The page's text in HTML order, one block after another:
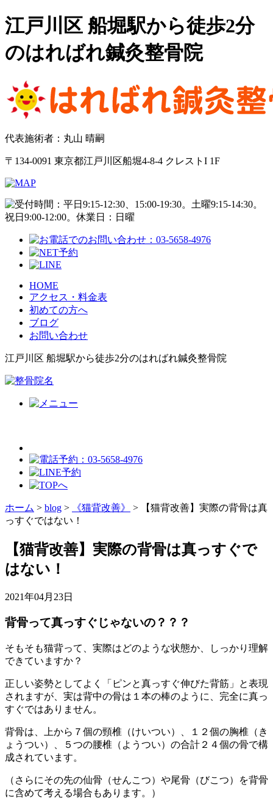
江戸川区 船堀駅から徒歩2分
のはればれ鍼灸整骨院
代表施術者：丸山 晴嗣
〒134-0091 東京都江戸川区船堀4-8-4 クレストI 1F
HOME
アクセス・料金表
初めての方へ
ブログ
お問い合わせ
江戸川区 船堀駅から徒歩2分のはればれ鍼灸整骨院
ホーム > blog > 《猫背改善》 >
【猫背改善】実際の背骨は真
っすぐではない！
【猫背改善】実際の背骨は真っすぐで
はない！
2021年04月23日
背骨って真っすぐじゃないの？？？
そもそも猫背って、実際はどのような状態か、しっかり理解
できていますか？
正しい姿勢としてよく「ピンと真っすぐ伸びた背筋」と表現
されますが、実は背中の骨は１本の棒のように、完全に真っ
すぐではありません。
背骨は、上から７個の頸椎（けいつい）、１２個の胸椎（き
ょうつい）、５つの腰椎（ようつい）の合計２４個の骨で構
成されています。
（さらにその先の仙骨（せんこつ）や尾骨（びこつ）を背骨
に含めて考える場合もあります。）